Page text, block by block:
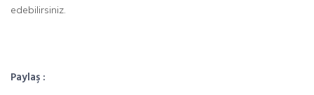
edebilirsiniz.
Paylaş :